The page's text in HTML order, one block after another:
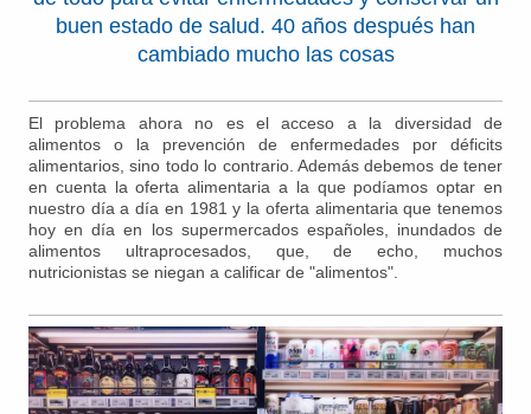
buen estado de salud. 40 años después han
cambiado mucho las cosas
El problema ahora no es el acceso a la diversidad de
alimentos o la prevención de enfermedades por déficits
alimentarios, sino todo lo contrario. Además debemos de tener
en cuenta la oferta alimentaria a la que podíamos optar en
nuestro día a día en 1981 y la oferta alimentaria que tenemos
hoy en día en los supermercados españoles, inundados de
alimentos ultraprocesados, que, de echo, muchos
nutricionistas se niegan a calificar de "alimentos".